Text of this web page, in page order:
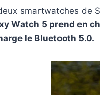
smartwatches de
Watch 5 prend en
le Bluetooth 5.0.